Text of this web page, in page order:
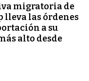
migratoria de
lleva las órdenes
a su
alto desde